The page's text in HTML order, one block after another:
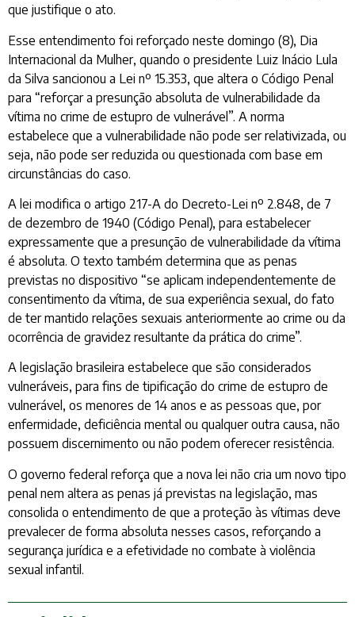
que justifique o ato.
Esse entendimento foi reforçado neste domingo (8), Dia
Internacional da Mulher, quando o presidente Luiz Inácio Lula
da Silva sancionou a Lei nº 15.353, que altera o Código Penal
para “reforçar a presunção absoluta de vulnerabilidade da
vítima no crime de estupro de vulnerável”. A norma
estabelece que a vulnerabilidade não pode ser relativizada, ou
seja, não pode ser reduzida ou questionada com base em
circunstâncias do caso.
A lei modifica o artigo 217-A do Decreto-Lei nº 2.848, de 7
de dezembro de 1940 (Código Penal), para estabelecer
expressamente que a presunção de vulnerabilidade da vítima
é absoluta. O texto também determina que as penas
previstas no dispositivo “se aplicam independentemente de
consentimento da vítima, de sua experiência sexual, do fato
de ter mantido relações sexuais anteriormente ao crime ou da
ocorrência de gravidez resultante da prática do crime”.
A legislação brasileira estabelece que são considerados
vulneráveis, para fins de tipificação do crime de estupro de
vulnerável, os menores de 14 anos e as pessoas que, por
enfermidade, deficiência mental ou qualquer outra causa, não
possuem discernimento ou não podem oferecer resistência.
O governo federal reforça que a nova lei não cria um novo tipo
penal nem altera as penas já previstas na legislação, mas
consolida o entendimento de que a proteção às vítimas deve
prevalecer de forma absoluta nesses casos, reforçando a
segurança jurídica e a efetividade no combate à violência
sexual infantil.